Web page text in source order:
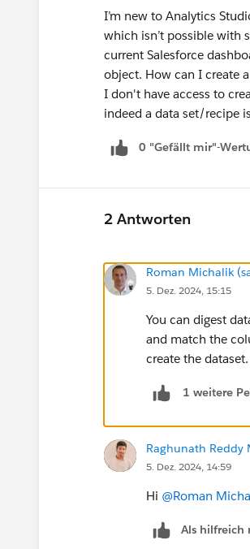
I’m new to Analytics
which isn’t possible with
current Salesforce
object. How can I create
I don't have access to
indeed a data set/recipe
0 "Gefällt mir"-
2 Antworten
Roman Michalik
5. Dez. 2024, 15:15
You can digest
and match the
create the dataset.
1 weitere
Raghunath Reddy
5. Dez. 2024, 14:59
Hi @Roman
Als hilfreich